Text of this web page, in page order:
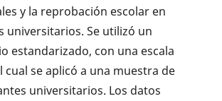
y la reprobación escolar en
universitarios. Se utilizó un
estandarizado, con una escala
cual se aplicó a una muestra de
universitarios. Los datos